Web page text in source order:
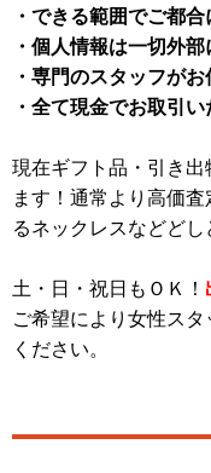
・できる範囲でご都
・個人情報は一切外
・専門のスタッフが
・全て現金でお取引
現在ギフト品・引き出
ます！通常より高価
るネックレスなどどし
土・日・祝日もＯＫ！
ご希望により女性ス
ください。